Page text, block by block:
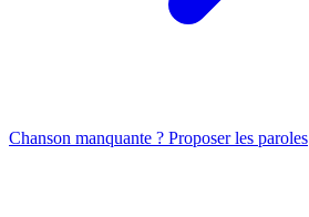
Chanson manquante ? Proposer les paroles